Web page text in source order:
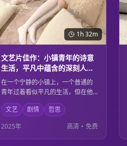
1h 32m
文艺片佳作：小镇青年的诗意
生活，平凡中蕴含的深刻人生
感悟
在一个宁静的小镇上，一个普通的
青年过着看似平凡的生活，但在他
的内心世界里却充满了诗意和哲
思。通过细腻的镜头语言和深刻的
内心独白，展现了平凡生活中蕴含
的深刻人生感悟，让观众重新思考
生活的意义。
文艺 剧情
哲思
2025年
高清 • 免费